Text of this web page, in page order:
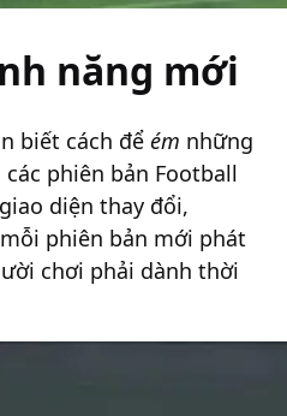
năng mới
biết cách để ém những
phiên bản Football
diện thay đổi,
phiên bản mới phát
chơi phải dành thời